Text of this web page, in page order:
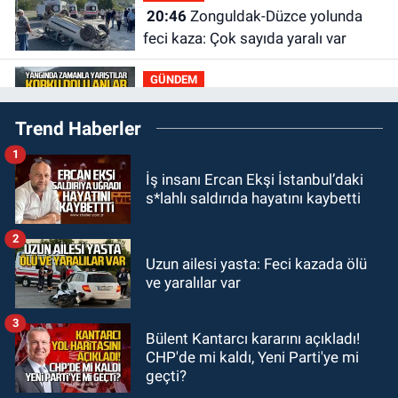
20:46Zonguldak-Düzce yolunda
feci kaza: Çok sayıda yaralı var
GÜNDEM
19:21Yangında dakikalarla
yarıştılar: Korku dolu anlar
19:12Polis 9 kişi yakaladı 2 kişi
18:47Emekli öğretmenler kahve
SPOR
16:30Zonguldakspor için
muhteşem klip geliyor.
Trend Haberler
İş insanı Ercan Ekşi İstanbul’daki
s*lahlı saldırıda hayatını kaybetti
1
Uzun ailesi yasta: Feci kazada ölü
ve yaralılar var
2
Bülent Kantarcı kararını açıkladı!
CHP'de mi kaldı, Yeni Parti'ye mi
geçti?
3